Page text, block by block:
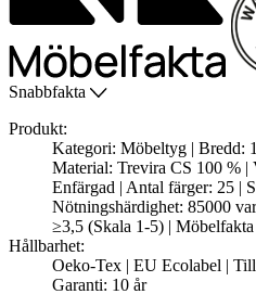
Snabbfakta
Produkt:
Kategori: Möbeltyg | Bredd:
Material: Trevira CS 100 % |
Enfärgad | Antal färger: 25 |
Nötningshärdighet: 85000
≥3,5 (Skala 1-5) |
Hållbarhet:
Oeko-Tex | EU Ecolabel |
Garanti: 10 år